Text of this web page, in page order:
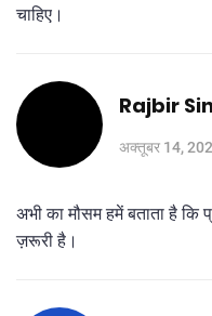
चाहिए।
Rajbir
अक्तूबर 14,
अभी का मौसम हमें बताता है कि
ज़रूरी है।